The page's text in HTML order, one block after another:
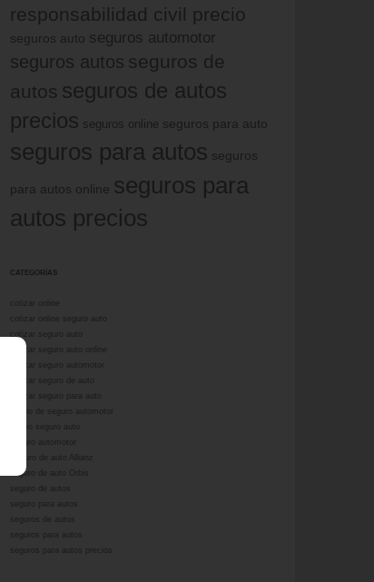
responsabilidad civil precio
seguros auto seguros automotor
seguros autos seguros de
autos seguros de autos
precios seguros online seguros para auto
seguros para autos seguros
para autos online seguros para
autos precios
CATEGORÍAS
cotizar online
cotizar online seguro auto
cotizar seguro auto
cotizar seguro auto online
cotizar seguro automotor
cotizar seguro de auto
cotizar seguro para auto
Seguro de auto Allianz
seguro de auto Orbis